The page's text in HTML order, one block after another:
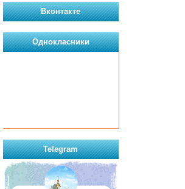
Вконтакте
Однокласники
Telegram